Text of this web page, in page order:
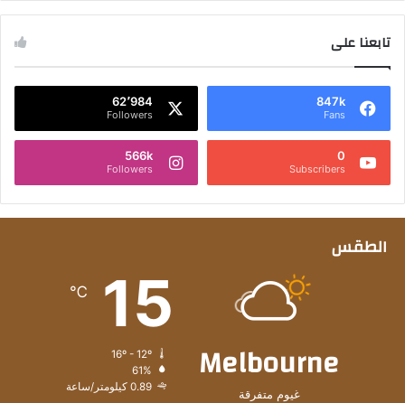
تابعنا على
847k
Fans
62٬984
Followers
0
Subscribers
566k
Followers
الطقس
Melbourne
غيوم متفرقة
15
℃
61%
0.89 كيلومتر/ساعة